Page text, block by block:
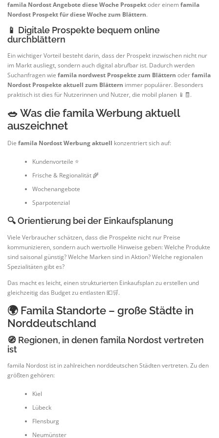
famila Nordost Angebote diese Woche Prospektoder einem famila
Nordost Prospekt für diese Woche zum Blättern.
📱 Digitale Prospekte bequem online
durchblättern
Ein wichtiger Vorteil besteht darin, dass der Prospekt inzwischen nicht nur
im Markt ausliegt, sondern auch digital abrufbar ist. Dadurch werden
Suchanfragen wie famila nordwest Prospekte zum Blättern oderfamila
Nordost Prospekte aktuell zum Blättern immer populärer. Besonders
praktisch ist dies für Nutzerinnen und Nutzer, die mobil planen 📱🧾.
🥗 Was die famila Werbung aktuell
auszeichnet
Die famila Nordost Werbung aktuell konzentriert sich auf:
Kundenvorteile ⭐
Frische & Regionalität 🌾
Wochenangebote
Sparpotenzial
🔍 Orientierung bei der Einkaufsplanung
Viele Verbraucher schätzen, dass die Prospekte nicht nur Preise
kommunizieren, sondern auch wertvolle Hinweise geben: Welche Produkte
sind saisonal günstig? Welche Marken sind in Aktion? Welche regionalen
Spezialitäten gibt es?
Das macht es leicht, einen strukturierten Einkaufsplan zu erstellen und
gleichzeitig das Budget zu entlasten 💶🛒.
🌍 Famila Standorte – große Städte in
Norddeutschland
🧭 Regionen, in denen famila Nordost vertreten
ist
famila Nordost ist in zahlreichen norddeutschen Städten vertreten. Zu den
größten gehören:
Kiel
Lübeck
Flensburg
Neumünster